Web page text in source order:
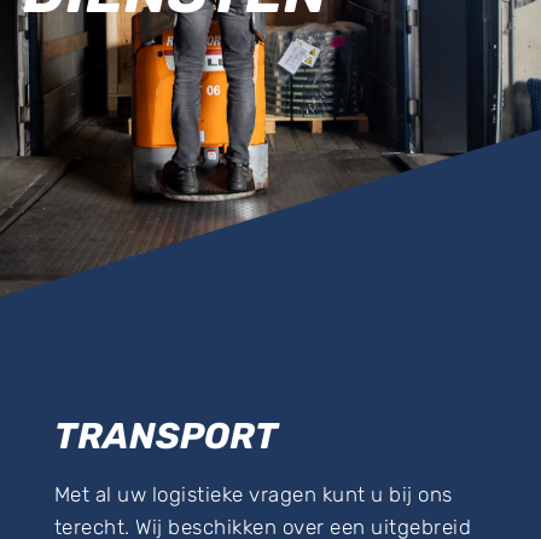
TRANSPORT
Met al uw logistieke vragen kunt u bij ons
terecht. Wij beschikken over een uitgebreid